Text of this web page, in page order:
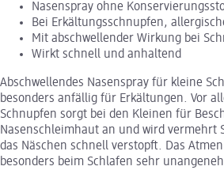
Nasenspray ohne
Bei Erkältungsschnupfen,
Mit abschwellender Wirkung bei
Wirkt schnell und anhaltend
Abschwellendes Nasenspray für kleine
besonders anfällig für Erkältungen. Vor
Schnupfen sorgt bei den Kleinen für
Nasenschleimhaut an und wird vermehrt
das Näschen schnell verstopft. Das
besonders beim Schlafen sehr